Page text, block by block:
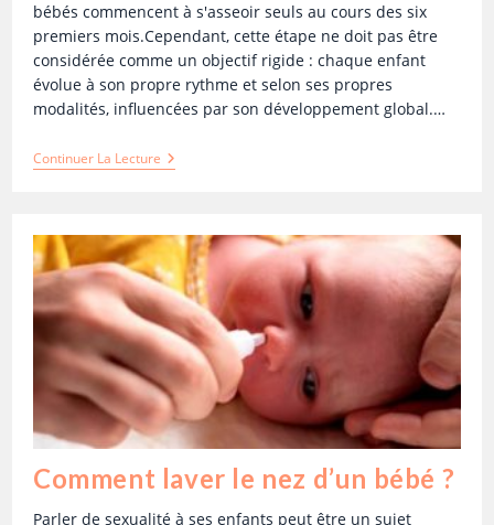
bébés commencent à s'asseoir seuls au cours des six
premiers mois.Cependant, cette étape ne doit pas être
considérée comme un objectif rigide : chaque enfant
évolue à son propre rythme et selon ses propres
modalités, influencées par son développement global.…
Continuer La Lecture
Comment laver le nez d’un bébé ?
Parler de sexualité à ses enfants peut être un sujet